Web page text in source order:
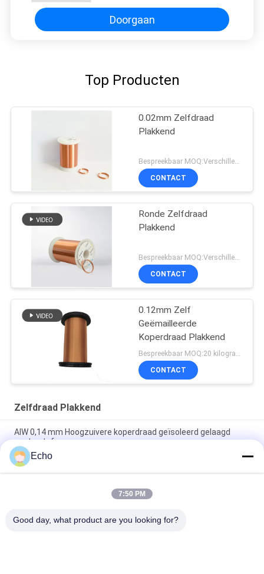
Chemische Weerstand
Doorgaan
Top Producten
0.02mm Zelfdraad
Plakkend
Bespreekbaar MOQ:Verschillende types met differet MOQ
CONTACT
Ronde Zelfdraad
Plakkend
CONTACT
0.12mm Zelf
Geëmailleerde
Koperdraad Plakkend
CONTACT
Zelfdraad Plakkend
AIW 0,14 mm Hoogzuivere koperdraad geïsoleerd gelaagd
vaste stof
AIW220 0,14 mm koperdraad met warm windglazuur voor
elektrische apparatuur
Gauge 35 AWG Emailleed koperdraad zelfklevend
Echo
7:50 PM
Good day, what product are you looking for?